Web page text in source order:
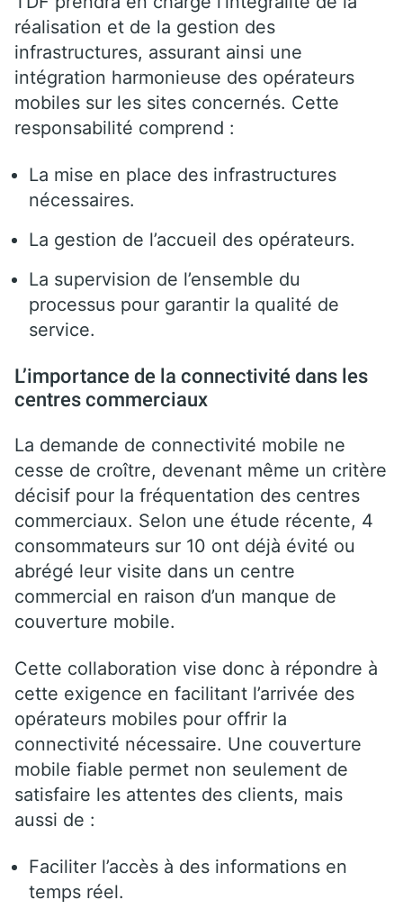
réalisation et de la gestion des
infrastructures, assurant ainsi une
intégration harmonieuse des opérateurs
mobiles sur les sites concernés. Cette
responsabilité comprend :
La mise en place des infrastructures
nécessaires.
La gestion de l’accueil des opérateurs.
La supervision de l’ensemble du
processus pour garantir la qualité de
service.
L’importance de la connectivité dans les
centres commerciaux
La demande de connectivité mobile ne
cesse de croître, devenant même un critère
décisif pour la fréquentation des centres
commerciaux. Selon une étude récente, 4
consommateurs sur 10 ont déjà évité ou
abrégé leur visite dans un centre
commercial en raison d’un manque de
couverture mobile.
Cette collaboration vise donc à répondre à
cette exigence en facilitant l’arrivée des
opérateurs mobiles pour offrir la
connectivité nécessaire. Une couverture
mobile fiable permet non seulement de
satisfaire les attentes des clients, mais
aussi de :
Faciliter l’accès à des informations en
temps réel.